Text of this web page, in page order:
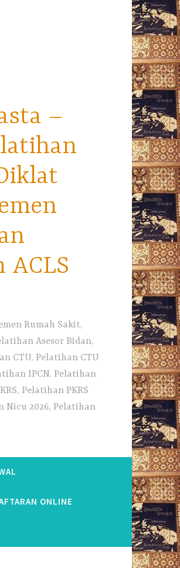
–
Rumah Sakit,
Asesor Bidan,
CTU, Pelatihan CTU
IPCN, Pelatihan
Pelatihan PKRS
Nicu 2026, Pelatihan
ONLINE